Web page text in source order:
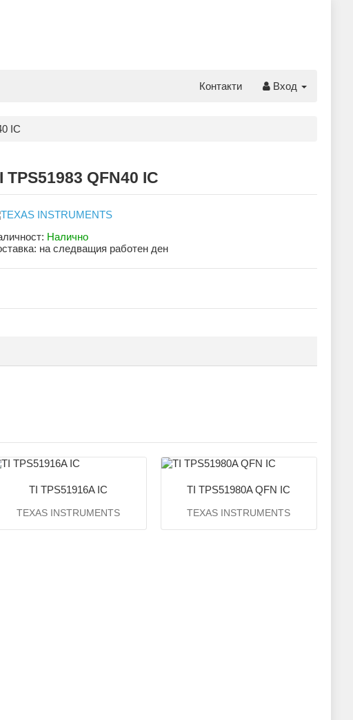
Контакти Вход
IC
TPS51983 QFN40 IC
Налично
на следващия работен ден
TI TPS51916A IC
TEXAS INSTRUMENTS
TI TPS51980A QFN IC
TEXAS INSTRUMENTS